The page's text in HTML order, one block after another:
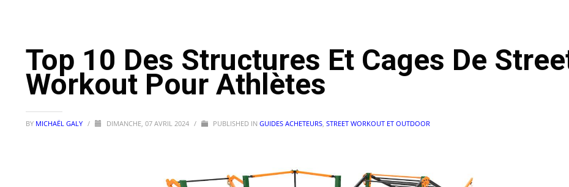
Top 10 Des Structures Et Cages De
Workout Pour Athlètes
BY MICHAËL GALY / DIMANCHE, 07 AVRIL 2024 / PUBLISHED IN GUIDES ACHETEURS, STREET WORKOUT ET OUTDOOR